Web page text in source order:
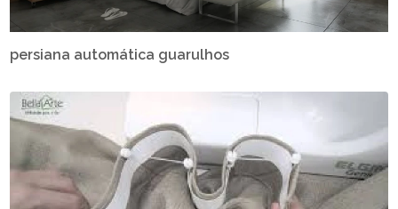
persiana automática guarulhos